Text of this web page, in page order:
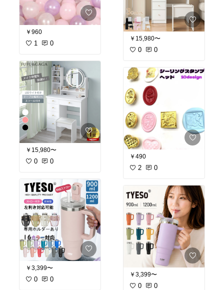
￥960
1 0
￥15,980〜
0 0
￥3,399〜
0 0
￥15,980〜
0 0
￥490
2 0
￥3,399〜
0 0